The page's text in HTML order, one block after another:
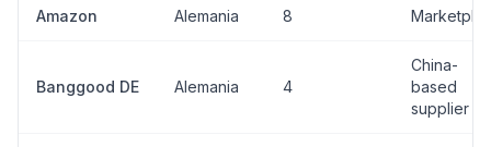
Amazon Alemania 8
Banggood DE Alemania 4
China-
based
supplier